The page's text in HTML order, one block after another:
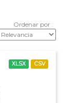
Ordenar por
XLSX CSV